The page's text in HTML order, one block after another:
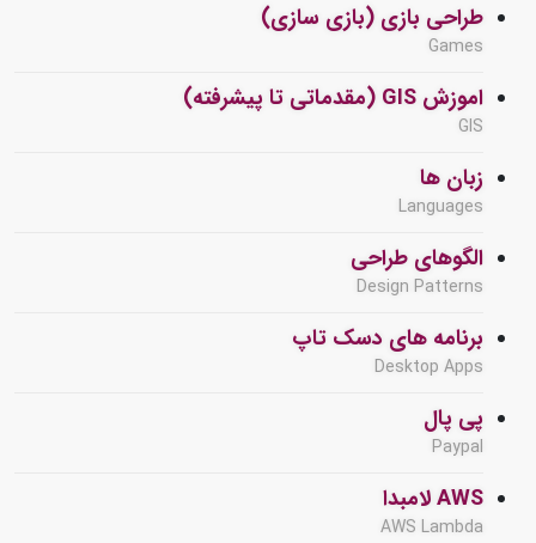
طراحی بازی (بازی سازی)
Games
اموزش GIS (مقدماتی تا پیشرفته)
GIS
زبان ها
Languages
الگوهای طراحی
Design Patterns
برنامه های دسک تاپ
Desktop Apps
پی پال
Paypal
AWS لامبدا
AWS Lambda